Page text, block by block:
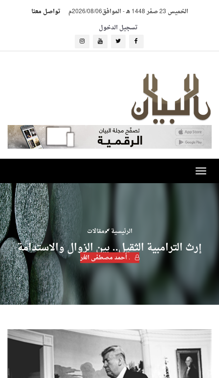
الخميس 23 صفر 1448 هـ -الموافق2026/08/06م
تواصل معنا
تسجيل الدخول
Toggle
navigation
الرئيسية مقالات
إرث الترامبية الثقيل.. بين الزوال والاستدامة
. أحمد مصطفى الغر